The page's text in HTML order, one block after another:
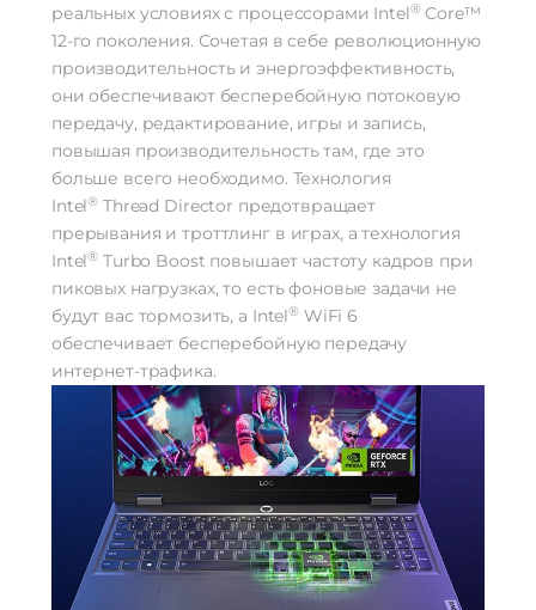
Беспроводные технологии
Беспроводные технологии
Bluetooth | Wi-Fi
Версия Bluetooth
Дополнительно
Оперативная Память
Частота памяти
Модель видеокарты
видеопамяти GDDR6
Тип видеокарты
дискретная
Гарантия
реальных условиях с процессорами Intel®Core™
12-го поколения. Сочетая в себе революционную
производительность и энергоэффективность,
они обеспечивают бесперебойную потоковую
передачу, редактирование, игры и запись,
повышая производительность там, где это
больше всего необходимо. Технология
Intel® Thread Director предотвращает
прерывания и троттлинг в играх, а технология
Intel® Turbo Boost повышает частоту кадров при
пиковых нагрузках, то есть фоновые задачи не
будут вас тормозить, а Intel®WiFi 6
обеспечивает бесперебойную передачу
интернет-трафика.